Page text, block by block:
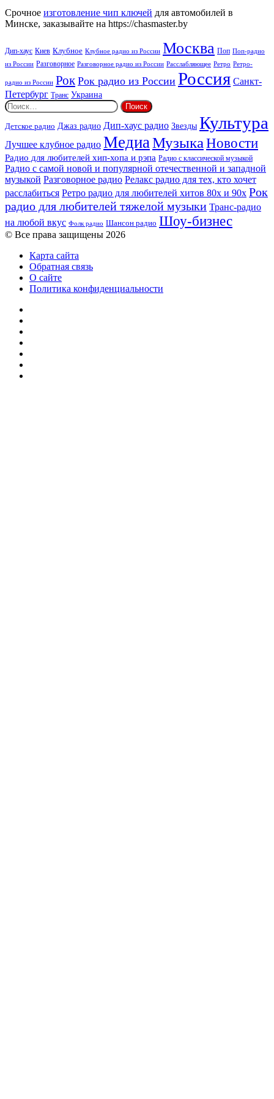
Срочное изготовление чип ключей для автомобилей в
Минске, заказывайте на https://chasmaster.by
Дип-хаус Киев Клубное Клубное радио из России Москва Поп Поп-радио
из России Разговорное Разговорное радио из России Расслабляющее Ретро Ретро-
радио из России Рок Рок радио из России Россия Санкт-
Петербург Транс Украина
Найти:
Детское радио Джаз радио Дип-хаус радио Звезды Культура
Лучшее клубное радио МедиаМузыкаНовости
Радио для любителей хип-хопа и рэпа Радио с классической музыкой
Радио с самой новой и популярной отечественной и западной
музыкой Разговорное радио Релакс радио для тех, кто хочет
расслабиться Ретро радио для любителей хитов 80х и 90х Рок
радио для любителей тяжелой музыки Транс-радио
на любой вкус Фолк радио Шансон радио Шоу-бизнес
© Все права защищены 2026
Карта сайта
Обратная связь
О сайте
Политика конфиденциальности